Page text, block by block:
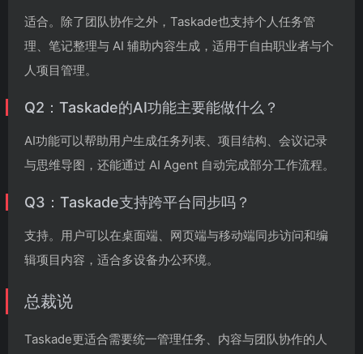
适合。除了团队协作之外，Taskade也支持个人任务管
理、笔记整理与 AI 辅助内容生成，适用于自由职业者与个
人项目管理。
Q2：Taskade的AI功能主要能做什么？
AI功能可以帮助用户生成任务列表、项目结构、会议记录
与思维导图，还能通过 AI Agent 自动完成部分工作流程。
Q3：Taskade支持跨平台同步吗？
支持。用户可以在桌面端、网页端与移动端同步访问和编
辑项目内容，适合多设备办公环境。
总裁说
Taskade更适合需要统一管理任务、内容与团队协作的人